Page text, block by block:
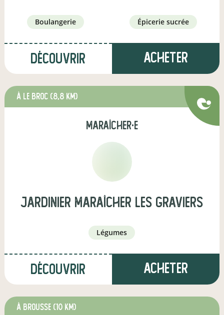
boulangerie épicerie sucrée
Découvrir Acheter
à Le Broc (8,8 km)
maraîcher·e
Jardinier Maraîcher Les Graviers
légumes
Découvrir Acheter
à Brousse (10 km)